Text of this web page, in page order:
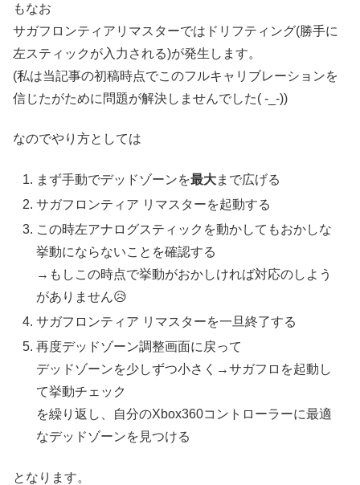
もなお
サガフロンティアリマスターではドリフティング(勝手に
左スティックが入力される)が発生します。
(私は当記事の初稿時点でこのフルキャリブレーションを
信じたがために問題が解決しませんでした( -_-))
なのでやり方としては
まず手動でデッドゾーンを最大まで広げる
サガフロンティア リマスターを起動する
この時左アナログスティックを動かしてもおかしな
挙動にならないことを確認する
→もしこの時点で挙動がおかしければ対応のしよう
がありません😥
サガフロンティア リマスターを一旦終了する
再度デッドゾーン調整画面に戻って
デッドゾーンを少しずつ小さく→サガフロを起動し
て挙動チェック
を繰り返し、自分のXbox360コントローラーに最適
なデッドゾーンを見つける
となります。